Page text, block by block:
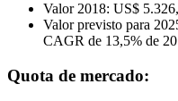
Valor 2018: US$
Valor previsto para
CAGR de 13,5% de
Quota de mercado: